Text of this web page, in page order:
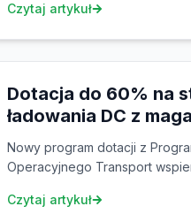
modułów mocy, monitoring
Czytaj artykuł
Dotacja do 60% na
ładowania DC z
energii – Wnioski do
2026!
Nowy program dotacji z
Operacyjnego Transport
Uzyskaj do 900 000 CZK na
Czytaj artykuł